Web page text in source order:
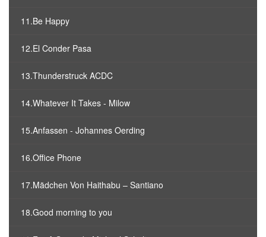
11.Be Happy
12.El Conder Pasa
13.Thunderstruck ACDC
14.Whatever It Takes - Milow
15.Anfassen - Johannes Oerding
16.Office Phone
17.Mädchen Von Haithabu – Santiano
18.Good morning to you